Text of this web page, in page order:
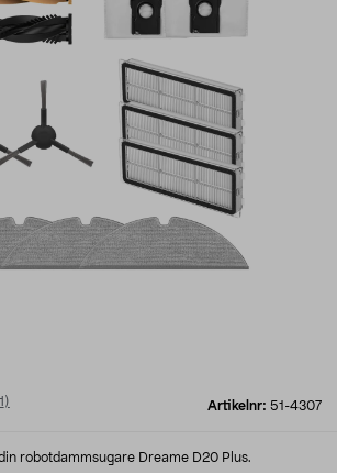
Artikelnr: 51-4307
1 )
robotdammsugare Dreame D20 Plus.